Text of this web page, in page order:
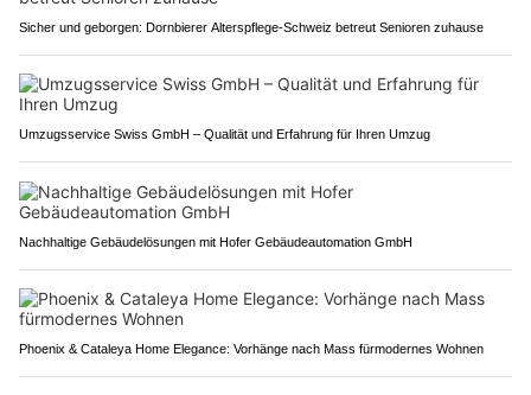
Sicher und geborgen: Dornbierer Alterspflege-Schweiz betreut Senioren zuhause
Umzugsservice Swiss GmbH – Qualität und Erfahrung für Ihren Umzug
Nachhaltige Gebäudelösungen mit Hofer Gebäudeautomation GmbH
Phoenix & Cataleya Home Elegance: Vorhänge nach Mass fürmodernes Wohnen